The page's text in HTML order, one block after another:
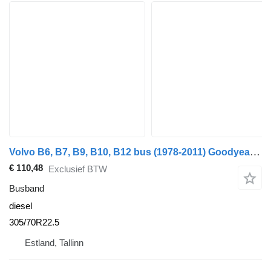
Volvo B6, B7, B9, B10, B12 bus (1978-2011) Goodyear B9 (01.02-)
€ 110,48 Exclusief BTW
Busband
diesel
305/70R22.5
Estland, Tallinn